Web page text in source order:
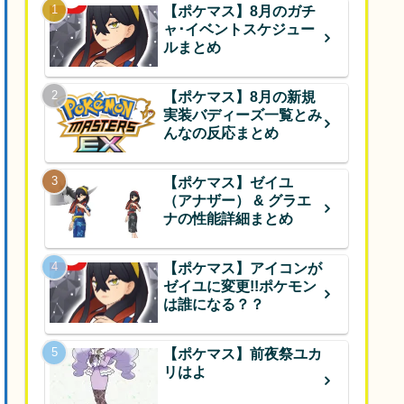
【ポケマス】8月のガチ
ャ･イベントスケジュー
ルまとめ
【ポケマス】8月の新規
実装バディーズ一覧とみ
んなの反応まとめ
【ポケマス】ゼイユ
（アナザー） & グラエ
ナの性能詳細まとめ
【ポケマス】アイコンが
ゼイユに変更!!ポケモン
は誰になる？？
【ポケマス】前夜祭ユカ
リはよ